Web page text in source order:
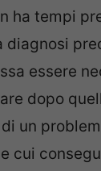
ha tempi
diagnosi
essere
dopo
un
cui